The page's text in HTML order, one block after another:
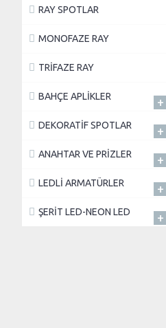
RAY SPOTLAR
MONOFAZE RAY
TRİFAZE RAY
BAHÇE APLİKLER +
DEKORATİF SPOTLAR +
ANAHTAR VE PRİZLER +
LEDLİ ARMATÜRLER +
ŞERİT LED-NEON LED +